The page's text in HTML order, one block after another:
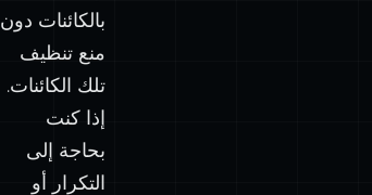
بالكائنات دون
منع تنظيف
تلك الكائنات.
إذا كنت
بحاجة إلى
التكرار أو